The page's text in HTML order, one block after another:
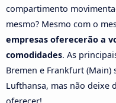
compartimento
mesmo? Mesmo com o
empresas oferecerão a
comodidades. As
Bremen e Frankfurt (Main)
Lufthansa, mas não deixe
oferecer!